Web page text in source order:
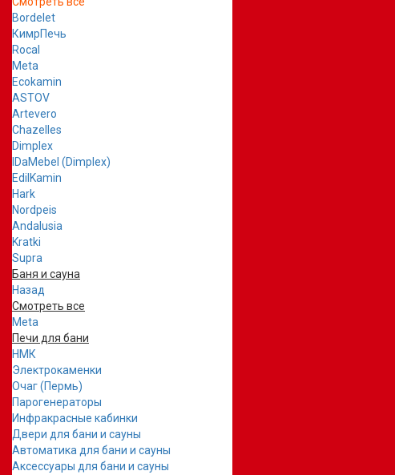
Bordelet
КимрПечь
Rocal
Meta
Ecokamin
ASTOV
Artevero
Chazelles
Dimplex
IDaMebel (Dimplex)
EdilKamin
Hark
Nordpeis
Andalusia
Kratki
Supra
Баня и сауна
Назад
Смотреть все
Meta
Печи для бани
НМК
Электрокаменки
Очаг (Пермь)
Парогенераторы
Инфракрасные кабинки
Двери для бани и сауны
Автоматика для бани и сауны
Аксессуары для бани и сауны